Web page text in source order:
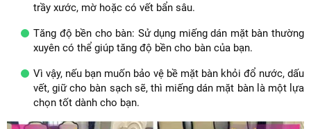
trầy xước, mờ hoặc có vết bẩn sâu.
Tăng độ bền cho bàn: Sử dụng miếng dán mặt bàn thường
xuyên có thể giúp tăng độ bền cho bàn của bạn.
Vì vậy, nếu bạn muốn bảo vệ bề mặt bàn khỏi đổ nước, dấu
vết, giữ cho bàn sạch sẽ, thì miếng dán mặt bàn là một lựa
chọn tốt dành cho bạn.